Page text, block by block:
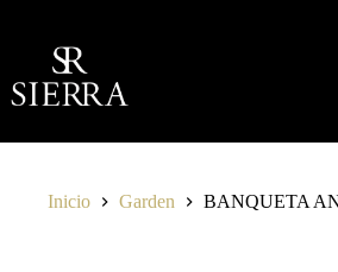
contenido
Inicio Garden
BANQUETA